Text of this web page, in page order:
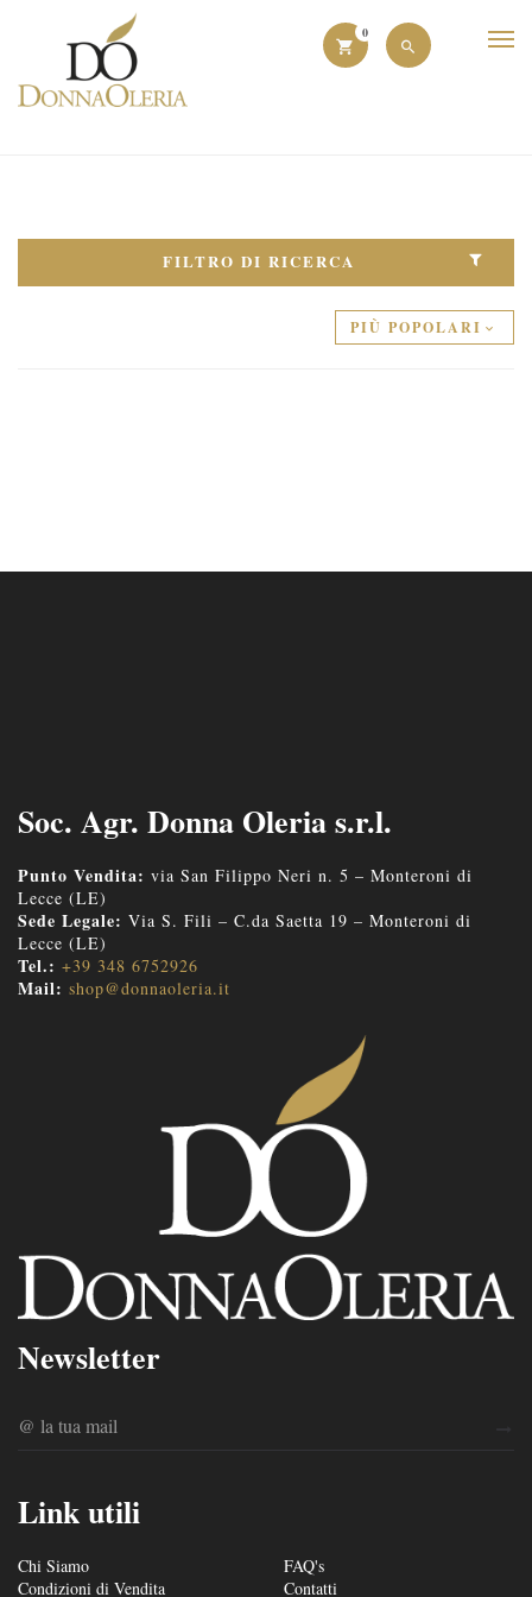
0
FILTRO DI RICERCA
PIÙ POPOLARI
Soc. Agr. Donna Oleria s.r.l.
Punto Vendita: via San Filippo Neri n. 5 – Monteroni di
Lecce (LE)
Sede Legale: Via S. Fili – C.da Saetta 19 – Monteroni di
Lecce (LE)
Tel.: +39 348 6752926
Mail: shop@donnaoleria.it
Newsletter
Link utili
Chi Siamo
Condizioni di Vendita
FAQ's
Contatti